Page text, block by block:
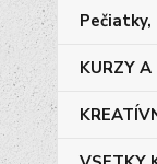
KURZY A